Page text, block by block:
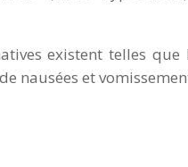
existent telles
nausées et